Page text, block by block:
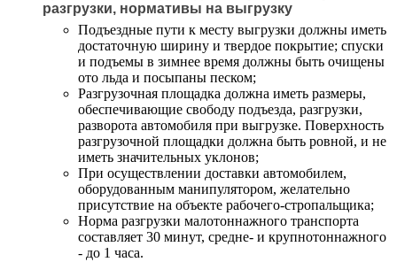
разгрузки, нормативы на выгрузку
Подъездные пути к месту выгрузки должны иметь
достаточную ширину и твердое покрытие; спуски
и подъемы в зимнее время должны быть очищены
ото льда и посыпаны песком;
Разгрузочная площадка должна иметь размеры,
обеспечивающие свободу подъезда, разгрузки,
разворота автомобиля при выгрузке. Поверхность
разгрузочной площадки должна быть ровной, и не
иметь значительных уклонов;
При осуществлении доставки автомобилем,
оборудованным манипулятором, желательно
присутствие на объекте рабочего-стропальщика;
Норма разгрузки малотоннажного транспорта
составляет 30 минут, средне- и крупнотоннажного
- до 1 часа.